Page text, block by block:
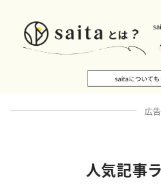
広告
人気記事